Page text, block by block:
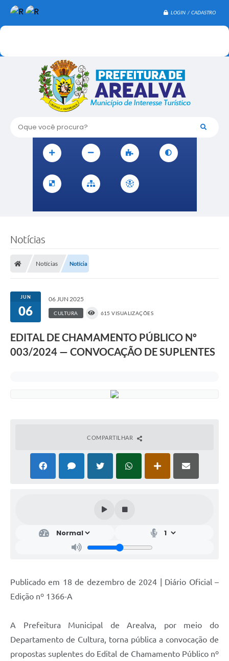
LOGIN / CADASTRO
Oque você procura?
Notícias
Notícias Notícia
JUN
06
06 JUN 2025
CULTURA 615 VISUALIZAÇÕES
EDITAL DE CHAMAMENTO PÚBLICO Nº
003/2024 — CONVOCAÇÃO DE SUPLENTES
COMPARTILHAR
Publicado em 18 de dezembro de 2024 | Diário Oficial –
Edição nº 1366-A
A Prefeitura Municipal de Arealva, por meio do
Departamento de Cultura, torna pública a convocação de
propostas suplentes do Edital de Chamamento Público nº